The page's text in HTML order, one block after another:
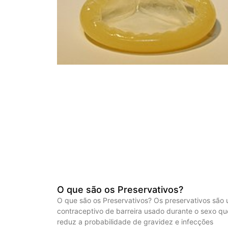
O que são os Preservativos?
O que são os Preservativos? Os preservativos são
contraceptivo de barreira usado durante o sexo
reduz a probabilidade de gravidez e infecções